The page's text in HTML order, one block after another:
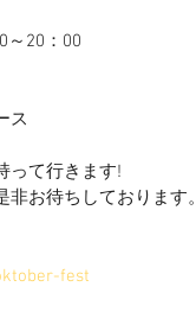
～20：00
ス
って行きます!
お待ちしております。
fest